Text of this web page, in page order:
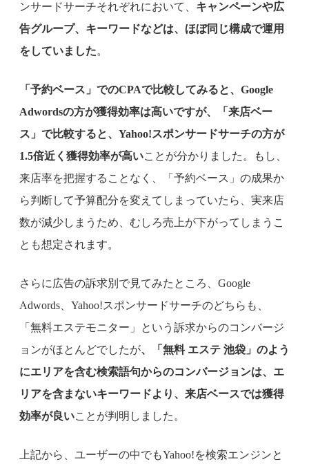
ンサードサーチそれぞれにおいて、 キャンペーンや広
告グループ、キーワードなどは、ほぼ同じ構成で運用
をしていました。
「予約ベース」でのCPAで比較してみると、Google
Adwordsの方が獲得効率は高いですが、「来店ベー
ス」で比較すると、Yahoo!スポンサードサーチの方が
1.5倍近く獲得効率が高いことが分かりました。もし、
来店率を把握することなく、「予約ベース」の成果か
ら判断して予算配分を変えてしまっていたら、実来店
数が減少しまうため、むしろ売上が下がってしまうこ
とも想定されます。
さらに広告の訴求別で見てみたところ、Google
Adwords、Yahoo!スポンサードサーチのどちらも、
「無料エステモニター」という訴求からのコンバージ
ョンがほとんどでしたが、「無料 エステ 池袋」のよう
にエリアを含む検索語句からのコンバージョンは、エ
リアを含まないキーワードより、来店ベースでは獲得
効率が良いことが判明しました。
上記から、ユーザーの中でもYahoo!を検索エンジンと